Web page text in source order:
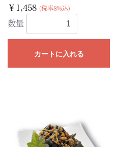
￥1,458 (税率8%込)
数量
カートに入れる